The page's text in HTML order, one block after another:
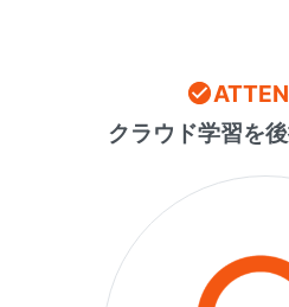
クラウド学習を